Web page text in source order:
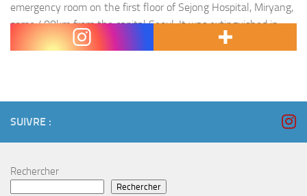
emergency room on the first floor of Sejong Hospital, Miryang,
some 400km from the capital Seoul. It was extinguished in
three hours.…
SUIVRE :
Rechercher
Rechercher